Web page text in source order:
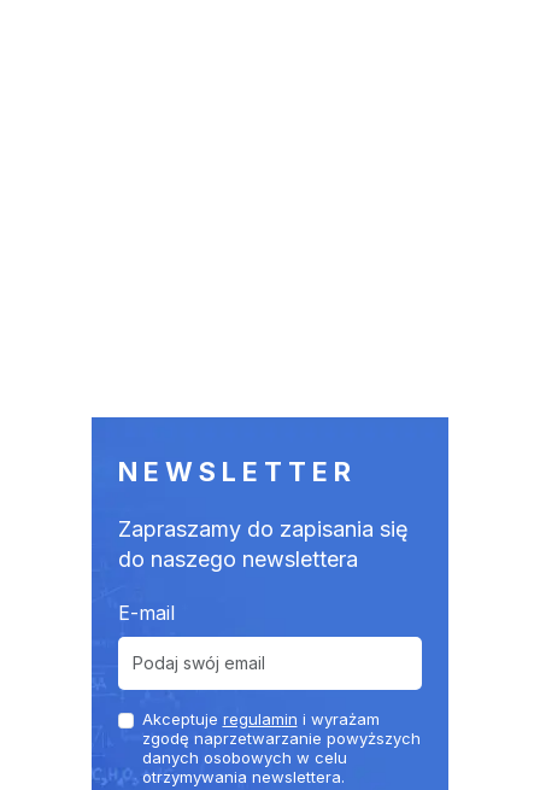
NEWSLETTER
Zapraszamy do zapisania się
do naszego newslettera
E-mail
Akceptuje regulamin i wyrażam
zgodę naprzetwarzanie powyższych
danych osobowych w celu
otrzymywania newslettera.